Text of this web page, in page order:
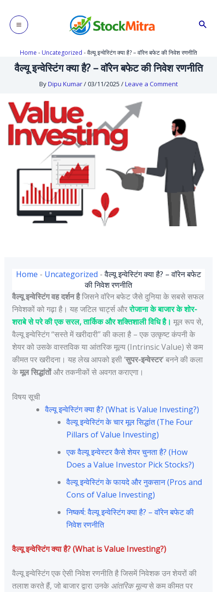
content
Home - Uncategorized -वैल्यू इन्वेस्टिंग क्या है? – वॉरेन बफेट की निवेश रणनीति
वैल्यू इन्वेस्टिंग क्या है? – वॉरेन बफेट की निवेश रणनीति
ByDipu Kumar/03/11/2025 /Leave a Comment
Home - Uncategorized -वैल्यू इन्वेस्टिंग क्या है? – वॉरेन बफेट
की निवेश रणनीति
वैल्यू इन्वेस्टिंग वह दर्शन हैजिसने वॉरेन बफेट जैसे दुनिया के सबसे सफल
निवेशकों को गढ़ा है। यह जटिल चार्ट्स औररोजाना के बाजार के शोर-
शराबे से परे की एक सरल, तार्किक और शक्तिशाली विधि है। मूल रूप से,
वैल्यू इन्वेस्टिंग “सस्ते में खरीदारी” की कला है – एक उत्कृष्ट कंपनी के
शेयर को उसके वास्तविक या आंतरिक मूल्य (Intrinsic Value) से कम
कीमत पर खरीदना। यह लेख आपको इसी ‘सुपर-इन्वेस्टर‘ बनने की कला
केमूल सिद्धांतोंऔर तकनीकों से अवगत कराएगा।
विषय सूची
वैल्यू इन्वेस्टिंग क्या है? (What is Value Investing?)
वैल्यू इन्वेस्टिंग के चार मूल सिद्धांत (The Four
Pillars of Value Investing)
एक वैल्यू इन्वेस्टर कैसे शेयर चुनता है? (How
Does a Value Investor Pick Stocks?)
वैल्यू इन्वेस्टिंग के फायदे और नुकसान (Pros and
Cons of Value Investing)
निष्कर्ष: वैल्यू इन्वेस्टिंग क्या है? – वॉरेन बफेट की
निवेश रणनीति
वैल्यू इन्वेस्टिंग क्या है? (What is Value Investing?)
वैल्यू इन्वेस्टिंग एक ऐसी निवेश रणनीति है जिसमें निवेशक उन शेयरों की
तलाश करते हैं, जो बाजार द्वारा उनके आंतरिक मूल्यसे कम कीमत पर